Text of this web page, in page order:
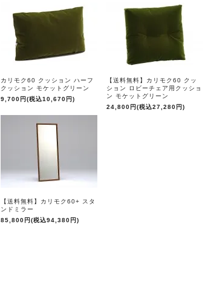
カリモク60 クッション ハーフ
クッション モケットグリーン
9,700円(税込10,670円)
【送料無料】カリモク60 クッ
ション ロビーチェア用クッショ
ン モケットグリーン
24,800円(税込27,280円)
【送料無料】カリモク60+ スタ
ンドミラー
85,800円(税込94,380円)